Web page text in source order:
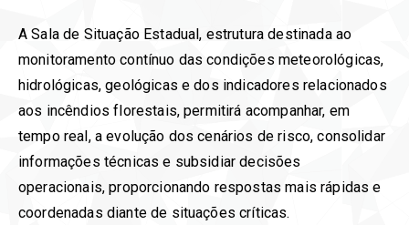
A Sala de Situação Estadual, estrutura destinada ao
monitoramento contínuo das condições meteorológicas,
hidrológicas, geológicas e dos indicadores relacionados
aos incêndios florestais, permitirá acompanhar, em
tempo real, a evolução dos cenários de risco, consolidar
informações técnicas e subsidiar decisões
operacionais, proporcionando respostas mais rápidas e
coordenadas diante de situações críticas.